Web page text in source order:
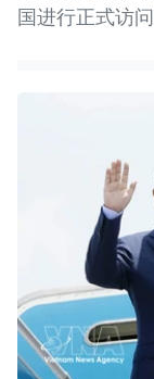
国进行正式访问